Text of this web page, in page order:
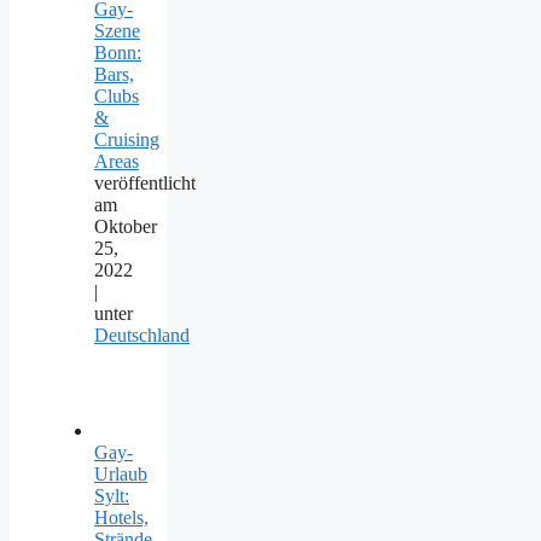
Gay-
Szene
Bonn:
Bars,
Clubs
&
Cruising
Areas
veröffentlicht
am
Oktober
25,
2022
|
unter
Deutschland
Gay-
Urlaub
Sylt:
Hotels,